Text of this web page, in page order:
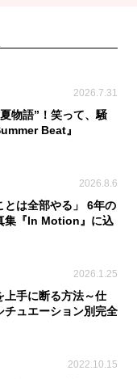
2026.7.31
物語”！笑って、騒
Beat』
2026.8.6
とは全部やる」 6年の
集『In Motion』に込
2026.1.25
上手に断る方法～仕
チュエーション別完全
2022.10.15